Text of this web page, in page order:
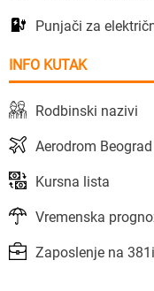
Punjači za
INFO KUTAK
Rodbinski nazivi
Aerodrom Beograd
Kursna lista
Vremenska
Zaposlenje na